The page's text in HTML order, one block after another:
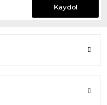
Kaydol